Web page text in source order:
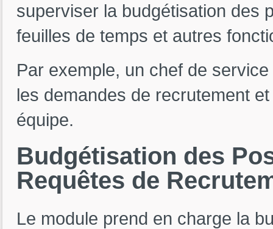
superviser la budgétisation des
feuilles de temps et autres
Par exemple, un chef de
les demandes de recrutement
équipe.
Budgétisation des
Requêtes de
Le module prend en charge la